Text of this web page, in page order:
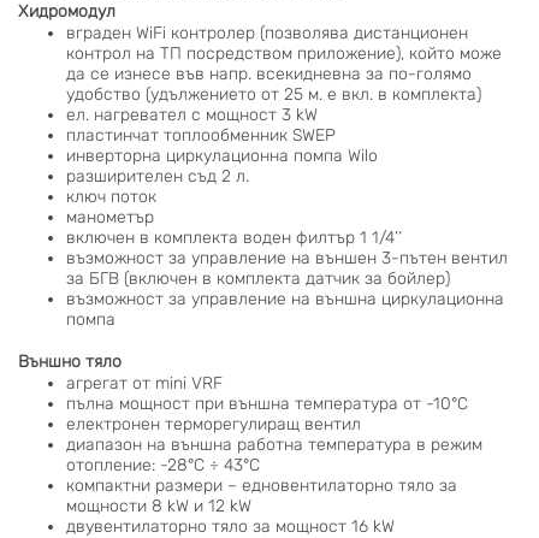
Хидромодул
вграден WiFi контролер (позволява дистанционен
контрол на ТП посредством приложение), който може
да се изнесе във напр. всекидневна за по-голямо
удобство (удължението от 25 м. е вкл. в комплекта)
ел. нагревател с мощност 3 kW
пластинчат топлообменник SWEP
инверторна циркулационна помпа Wilo
разширителен съд 2 л.
ключ поток
манометър
включен в комплекта воден филтър 1 1/4’‘
възможност за управление на външен 3-пътен вентил
за БГВ (включен в комплекта датчик за бойлер)
възможност за управление на външна циркулационна
помпа
Външно тяло
агрегат от mini VRF
пълна мощност при външна температура от -10°С
електронен терморегулиращ вентил
диапазон на външна работна температура в режим
отопление: -28°С ÷ 43°С
компактни размери – едновентилаторно тяло за
мощности 8 kW и 12 kW
двувентилаторно тяло за мощност 16 kW